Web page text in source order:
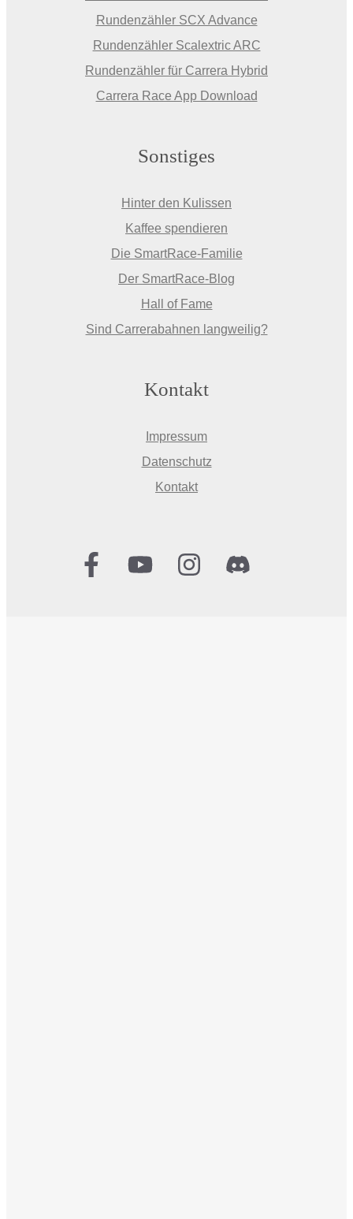
Rundenzähler SCX Advance
Rundenzähler Scalextric ARC
Rundenzähler für Carrera Hybrid
Carrera Race App Download
Sonstiges
Hinter den Kulissen
Kaffee spendieren
Die SmartRace-Familie
Der SmartRace-Blog
Hall of Fame
Sind Carrerabahnen langweilig?
Kontakt
Impressum
Datenschutz
Kontakt